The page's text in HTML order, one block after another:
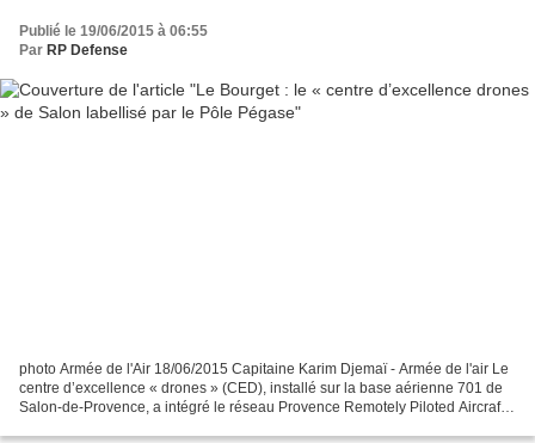
Publié le 19/06/2015 à 06:55
Par RP Defense
photo Armée de l'Air 18/06/2015 Capitaine Karim Djemaï - Armée de l'air Le
centre d’excellence « drones » (CED), installé sur la base aérienne 701 de
Salon-de-Provence, a intégré le réseau Provence Remotely Piloted Aircraft